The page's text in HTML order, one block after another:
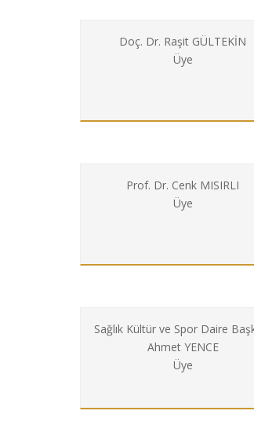
Doç. Dr. Raşit GÜLTEKİN
Üye
Prof. Dr. Cenk MISIRLI
Üye
Sağlık Kültür ve Spor Daire
Ahmet YENCE
Üye